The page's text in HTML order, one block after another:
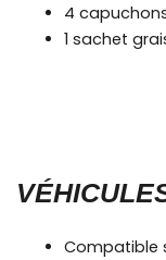
4
1 sachet
Compatible